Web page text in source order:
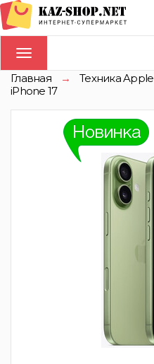
Toggle
navigation
Главная → Техника Apple
iPhone 17